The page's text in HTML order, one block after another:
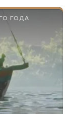
ГОДА